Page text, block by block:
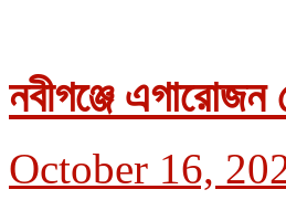
নবীগঞ্জে এগারোজন
October 16,